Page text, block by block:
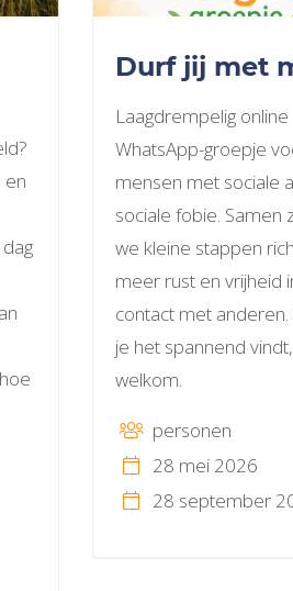
en
Durf jij met
Laagdrempelig online
WhatsApp-groepje
mensen met sociale
sociale fobie. Samen
we kleine stappen
meer rust en vrijheid
contact met anderen.
je het spannend
welkom.
personen
28 mei 2026
28 september